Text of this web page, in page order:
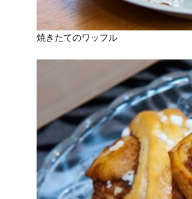
焼きたてのワッフル